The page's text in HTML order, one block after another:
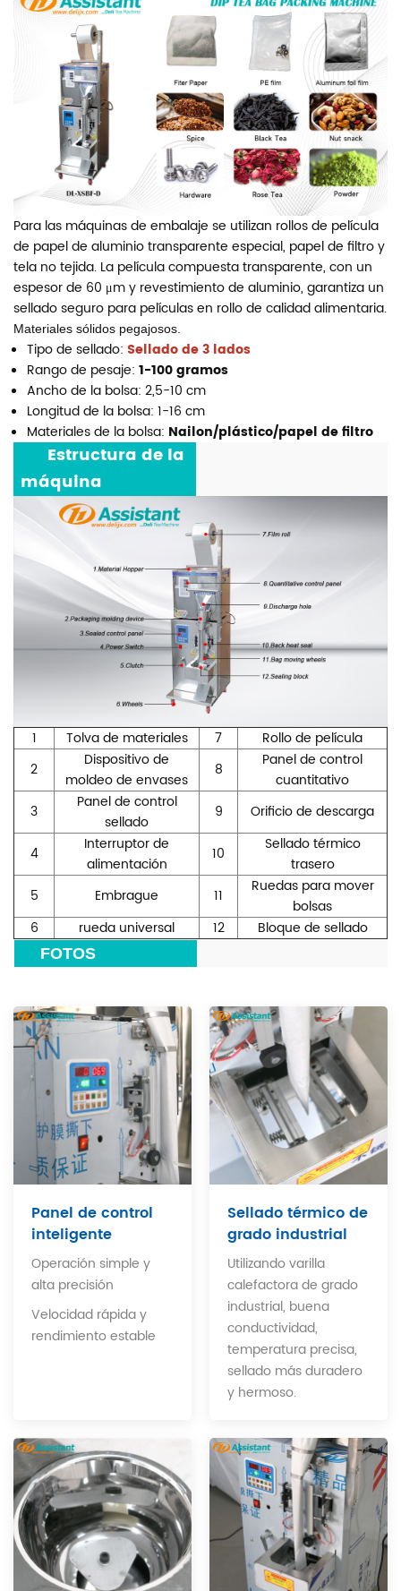
Para las máquinas de embalaje se utilizan rollos de película
de papel de aluminio transparente especial, papel de filtro y
tela no tejida. La película compuesta transparente, con un
espesor de 60 μm y revestimiento de aluminio, garantiza un
sellado seguro para películas en rollo de calidad alimentaria.
Materiales sólidos pegajosos.
Tipo de sellado: Sellado de 3 lados
Rango de pesaje: 1-100 gramos
Ancho de la bolsa: 2,5-10 cm
Longitud de la bolsa: 1-16 cm
Materiales de la bolsa: Nailon/plástico/papel de filtro
Estructura de la
máquina
1 Tolva de materiales 7
Rollo de película
2
Dispositivo de
moldeo de envases
8
Panel de control
cuantitativo
3
Panel de control
sellado
9 Orificio de descarga
4
Interruptor de
alimentación
10
Sellado térmico
trasero
5
Embrague 11
Ruedas para mover
bolsas
6
rueda universal 12 Bloque de sellado
FOTOS
Panel de control
inteligente
Operación simple y
alta precisión
Velocidad rápida y
rendimiento estable
Sellado térmico de
grado industrial
Utilizando varilla
calefactora de grado
industrial, buena
conductividad,
temperatura precisa,
sellado más duradero
y hermoso.